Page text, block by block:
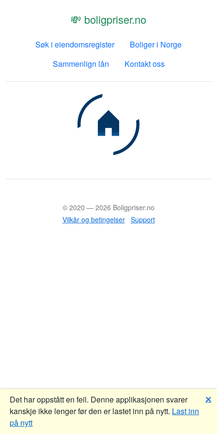
💸 boligpriser.no
Søk i eiendomsregister
Boliger i Norge
Sammenlign lån
Kontakt oss
© 2020 — 2026 Boligpriser.no
Vilkår og betingelser
Support
Det har oppstått en feil. Denne applikasjonen svarer
kanskje ikke lenger før den er lastet inn på nytt. Last inn
på nytt
🗙